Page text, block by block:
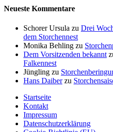
Neueste Kommentare
Schorer Ursula zu Drei
dem Storchennest
Monika Behling zu
Dem Vorsitzenden bekannt
Falkennest
Jüngling zu
Hans Daiberzu
Startseite
Kontakt
Impressum
Datenschutzerklärung